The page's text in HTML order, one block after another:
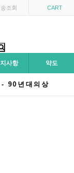
조회 CART
사항 약도
90년대의상